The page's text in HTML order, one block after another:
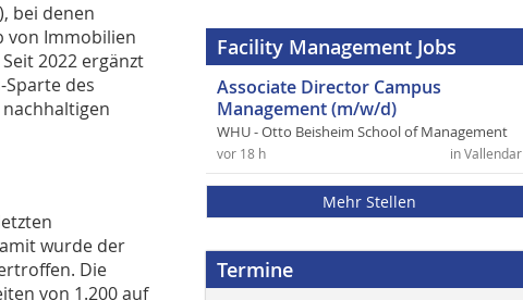
bei denen
von Immobilien
2022 ergänzt
des
wurde der
Die
von 1.200 auf
Facility Management Jobs
Associate Director Campus
Management (m/w/d)
WHU - Otto Beisheim School of Management
in Vallendar
vor 18 h
Mehr Stellen
Termine